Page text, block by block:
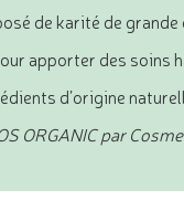
de karité de
apporter des soins
d’origine
ORGANIC par